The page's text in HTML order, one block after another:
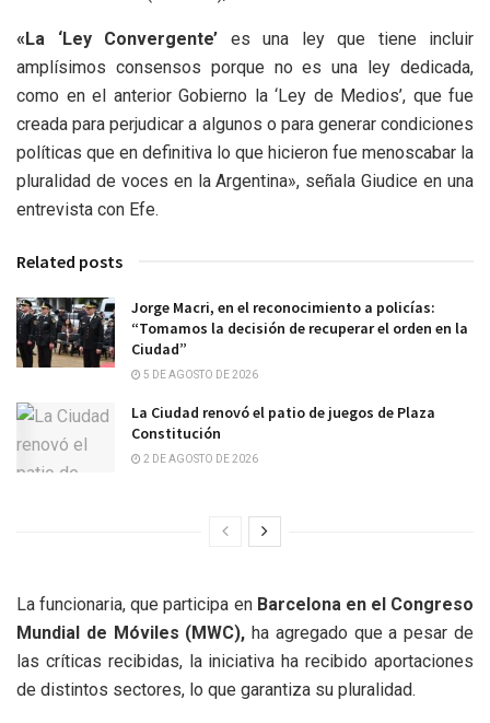
«La ‘Ley Convergente’ es una ley que tiene incluir
amplísimos consensos porque no es una ley dedicada,
como en el anterior Gobierno la ‘Ley de Medios’, que fue
creada para perjudicar a algunos o para generar condiciones
políticas que en definitiva lo que hicieron fue menoscabar la
pluralidad de voces en la Argentina», señala Giudice en una
entrevista con Efe.
Related posts
Jorge Macri, en el reconocimiento a policías:
“Tomamos la decisión de recuperar el orden en la
Ciudad”
5 DE AGOSTO DE 2026
La Ciudad renovó el patio de juegos de Plaza
Constitución
2 DE AGOSTO DE 2026
La funcionaria, que participa en Barcelona en el Congreso
Mundial de Móviles (MWC), ha agregado que a pesar de
las críticas recibidas, la iniciativa ha recibido aportaciones
de distintos sectores, lo que garantiza su pluralidad.